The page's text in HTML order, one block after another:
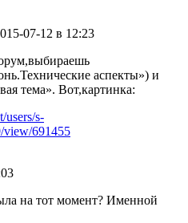
07-12 в 12:23
аспекты») и
тема». Вот,картинка:
users/s-
view/691455
на тот момент? Именной